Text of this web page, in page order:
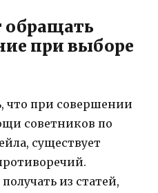
обращать
при выборе
что при совершении
советников по
существует
из статей,